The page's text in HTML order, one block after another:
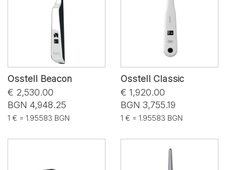
Osstell Beacon
€ 2,530.00
BGN 4,948.25
1 € = 1.95583 BGN
Osstell Classic
€ 1,920.00
BGN 3,755.19
1 € = 1.95583 BGN